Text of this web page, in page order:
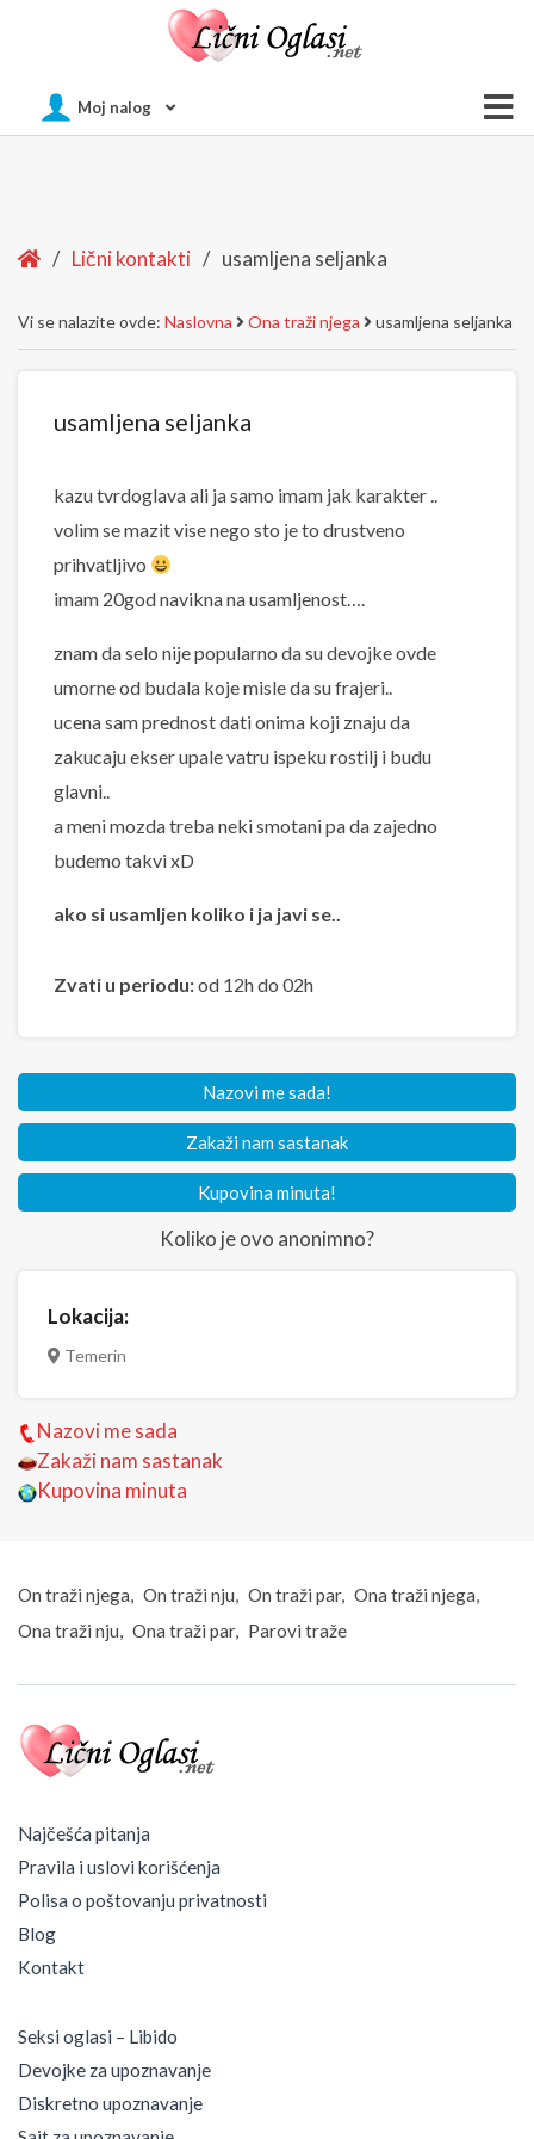
Moj nalog
Home
/ Lični kontakti / usamljena seljanka
Vi se nalazite ovde: Naslovna Ona traži njega usamljena seljanka
usamljena seljanka
kazu tvrdoglava ali ja samo imam jak karakter ..
volim se mazit vise nego sto je to drustveno
prihvatljivo
imam 20god navikna na usamljenost….
znam da selo nije popularno da su devojke ovde
umorne od budala koje misle da su frajeri..
ucena sam prednost dati onima koji znaju da
zakucaju ekser upale vatru ispeku rostilj i budu
glavni..
a meni mozda treba neki smotani pa da zajedno
budemo takvi xD
ako si usamljen koliko i ja javi se..
Zvati u periodu:od 12h do 02h
Nazovi me sada!
Zakaži nam sastanak
Kupovina minuta!
Koliko je ovo anonimno?
Lokacija:
Temerin
Nazovi me sada
Zakaži nam sastanak
Kupovina minuta
On traži njega On traži nju On traži par
Ona traži njega
Ona traži nju
Ona traži par Parovi traže
Najčešća pitanja
Pravila i uslovi korišćenja
Polisa o poštovanju privatnosti
Blog
Kontakt
Seksi oglasi – Libido
Devojke za upoznavanje
Diskretno upoznavanje